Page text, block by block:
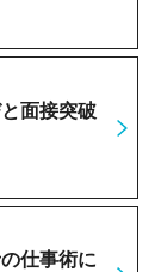
面接突破
仕事術に